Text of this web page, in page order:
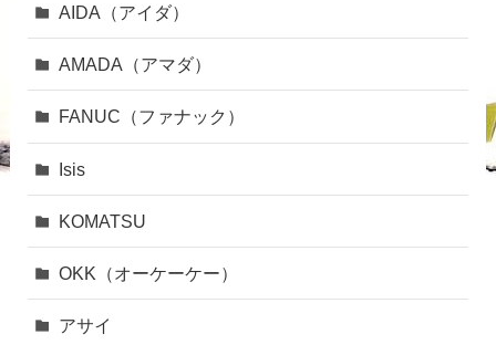
AIDA（アイダ）
AMADA（アマダ）
FANUC（ファナック）
Isis
KOMATSU
OKK（オーケーケー）
アサイ